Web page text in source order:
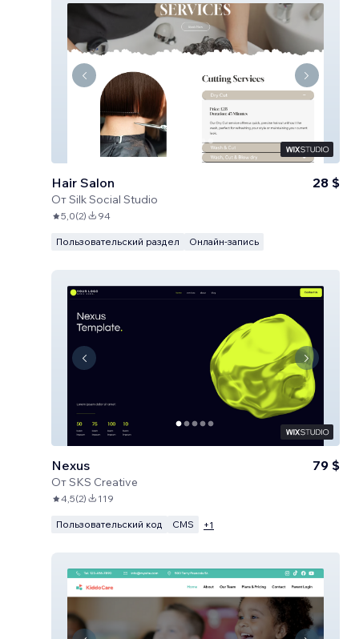
Hair Salon
ОтSilk Social Studio
28 $
5,0(2) 94
Пользовательский раздел Онлайн-запись
Nexus
ОтSKS Creative
79 $
4,5(2) 119
Пользовательский код CMS +1